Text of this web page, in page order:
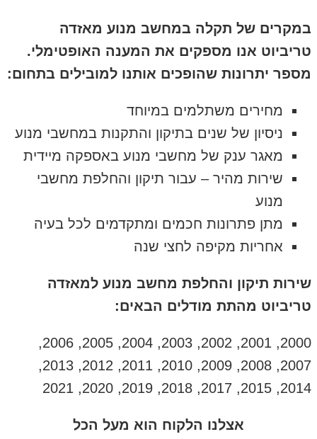
במקרים של תקלה במחשב מנוע מאזדה
טריביוט אנו מספקים את המענה האופטימלי.
מספר יתרונות שהופכים אותנו למובילים בתחום:
מחירים משתלמים במיוחד
ניסיון של שנים בתיקון והתקנות במחשבי מנוע
מאגר ענק של מחשבי מנוע באספקה מיידית
שירות מהיר – עבור תיקון והחלפת מחשבי
מנוע
מתן פתרונות חכמים ומתקדמים לכל בעיה
אחריות מקיפה לחצי שנה
שירות תיקון והחלפת מחשב מנוע למאזדה
טריביוט מהתת מודלים הבאים:
2000, 2001, 2002, 2003, 2004, 2005, 2006,
2007, 2008, 2009, 2010, 2011, 2012, 2013,
2014, 2015, 2017, 2018, 2019, 2020, 2021
אצלנו הלקוח הוא מעל הכל